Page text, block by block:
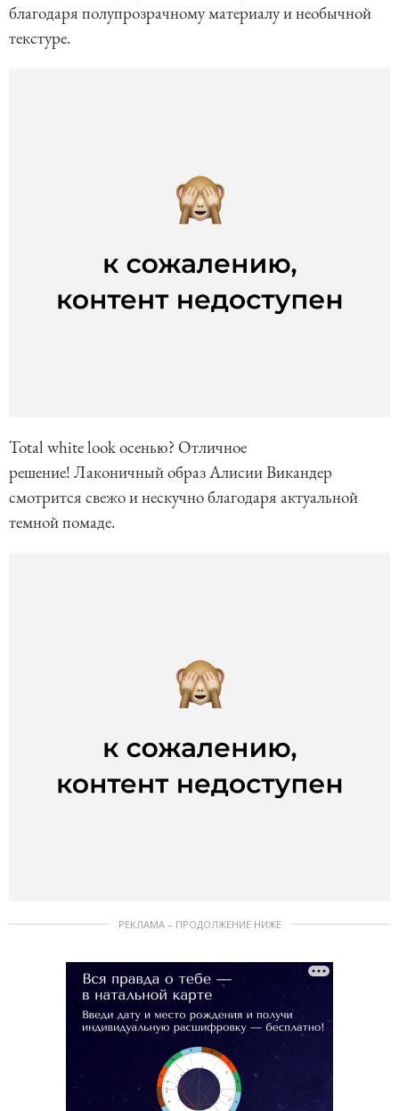
благодаря полупрозрачному материалу и необычной
текстуре.
Total white look осенью? Отличное
решение! Лаконичный образ Алисии Викандер
смотрится свежо и нескучно благодаря актуальной
темной помаде.
РЕКЛАМА – ПРОДОЛЖЕНИЕ НИЖЕ